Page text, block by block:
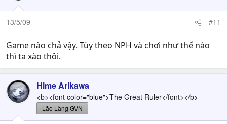
13/5/09 #11
Game nào chả vậy. Tùy theo NPH và chơi như thế nào
thì ta xào thôi.
Hime Arikawa
<b><font color="blue">The Great Ruler</font></b>
Lão Làng GVN